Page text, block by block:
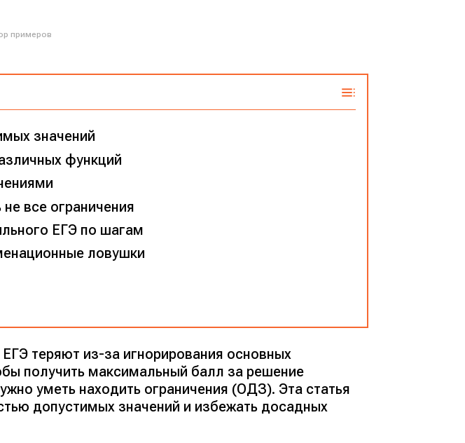
примеров
значений
функций
все ограничения
ЕГЭ по шагам
ловушки
теряют из-за игнорирования основных
получить максимальный балл за решение
уметь находить ограничения (ОДЗ). Эта статья
допустимых значений и избежать досадных